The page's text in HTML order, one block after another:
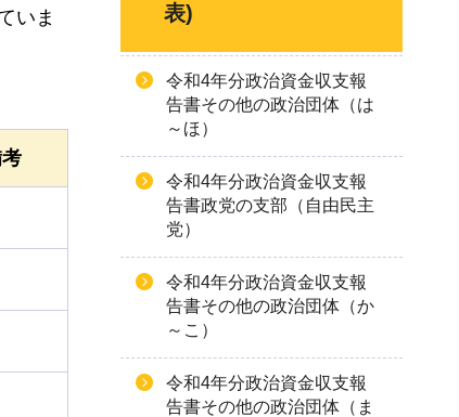
いま
表)
令和4年分政治資金収支報
告書その他の政治団体（は
～ほ）
令和4年分政治資金収支報
告書政党の支部（自由民主
党）
令和4年分政治資金収支報
告書その他の政治団体（か
～こ）
令和4年分政治資金収支報
告書その他の政治団体（ま